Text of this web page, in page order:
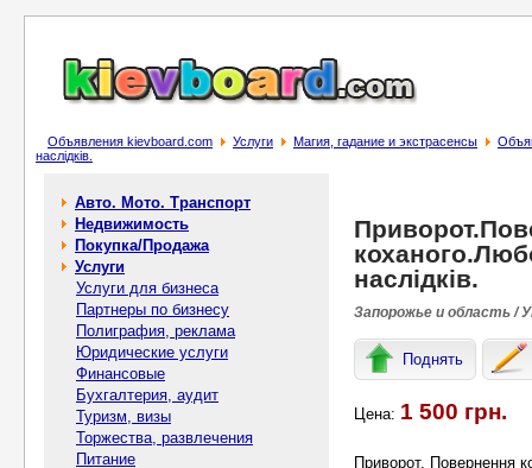
Объявления kievboard.com Услуги Магия, гадание и экстрасенсы
наслідків.
Авто. Мото. Транспорт
Недвижимость
Покупка/Продажа
Услуги
Услуги для бизнеса
Партнеры по бизнесу
Полиграфия, реклама
Юридические услуги
Финансовые
Бухгалтерия, аудит
Туризм, визы
Торжества, развлечения
Питание
наслідків.
Запорожье и область /
Поднять
Цена: 1 500 грн.
Приворот. Повернення